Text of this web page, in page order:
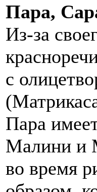
Пара,
Из-за
с
Пара
Малини и
во время